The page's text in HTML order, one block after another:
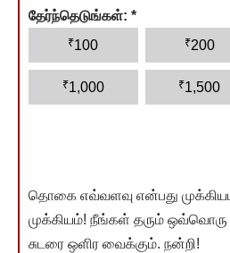
தேர்ந்தெடுங்கள்: *
₹100 ₹200
₹1,000 ₹1,500
தொகை எவ்வளவு என்பது
முக்கியம்! நீங்கள் தரும் ஒவ்வொரு
சுடரை ஒளிர வைக்கும். நன்றி!